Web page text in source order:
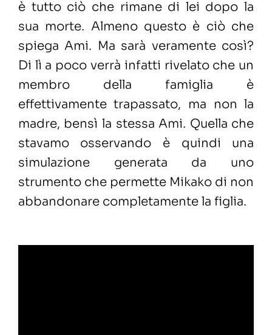
è tutto ciò che rimane di lei dopo la
sua morte. Almeno questo è ciò che
spiega Ami. Ma sarà veramente così?
Di lì a poco verrà infatti rivelato che un
membro della famiglia è
effettivamente trapassato, ma non la
madre, bensì la stessa Ami. Quella che
stavamo osservando è quindi una
simulazione generata da uno
strumento che permette Mikako di non
abbandonare completamente la figlia.